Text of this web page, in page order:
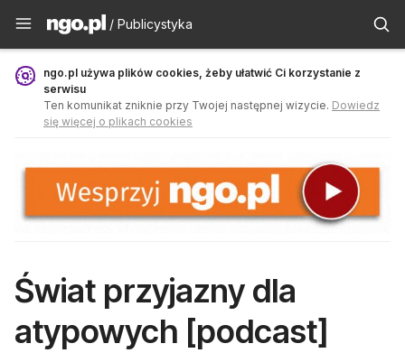
Publicystyka - ngo.pl
/ Publicystyka
ngo.pl używa plików cookies, żeby ułatwić Ci korzystanie z
serwisu
Ten komunikat zniknie przy Twojej następnej wizycie. Dowiedz
się więcej o plikach cookies
Świat przyjazny dla
atypowych [podcast]